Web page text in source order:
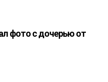
фото с дочерью от